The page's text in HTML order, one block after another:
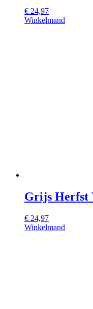
€ 24,97
Winkelmand
Grijs Herfst
€ 24,97
Winkelmand